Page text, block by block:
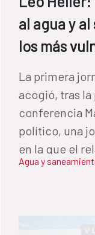
al agua y
los más
La primera
acogió, tras la
conferencia Magistral que
político, una
en la que el
analizó las
descubrir
Agua y